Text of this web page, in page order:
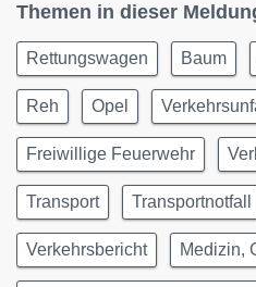
Themen in dieser
Rettungswagen Baum
Reh Opel
Freiwillige Feuerwehr
Transport Transportnotfall
Verkehrsbericht Medizin,